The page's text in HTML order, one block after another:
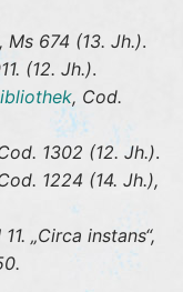
, Ms 674 (13. Jh.).
(12. Jh.).
, Cod.
1302 (12. Jh.).
1224 (14. Jh.),
11. „Circa instans“,